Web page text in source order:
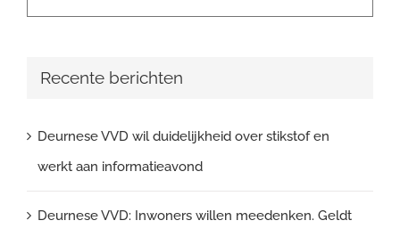
Recente berichten
Deurnese VVD wil duidelijkheid over stikstof en
werkt aan informatieavond
Deurnese VVD: Inwoners willen meedenken. Geldt